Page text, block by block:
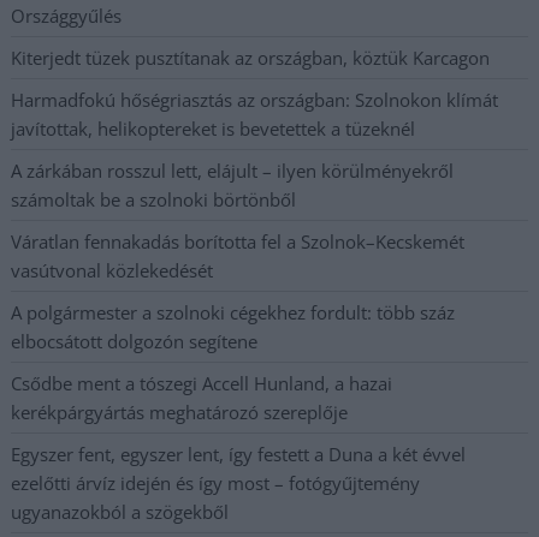
Országgyűlés
Kiterjedt tüzek pusztítanak az országban, köztük Karcagon
Harmadfokú hőségriasztás az országban: Szolnokon klímát
javítottak, helikoptereket is bevetettek a tüzeknél
A zárkában rosszul lett, elájult – ilyen körülményekről
számoltak be a szolnoki börtönből
Váratlan fennakadás borította fel a Szolnok–Kecskemét
vasútvonal közlekedését
A polgármester a szolnoki cégekhez fordult: több száz
elbocsátott dolgozón segítene
Csődbe ment a tószegi Accell Hunland, a hazai
kerékpárgyártás meghatározó szereplője
Egyszer fent, egyszer lent, így festett a Duna a két évvel
ezelőtti árvíz idején és így most – fotógyűjtemény
ugyanazokból a szögekből